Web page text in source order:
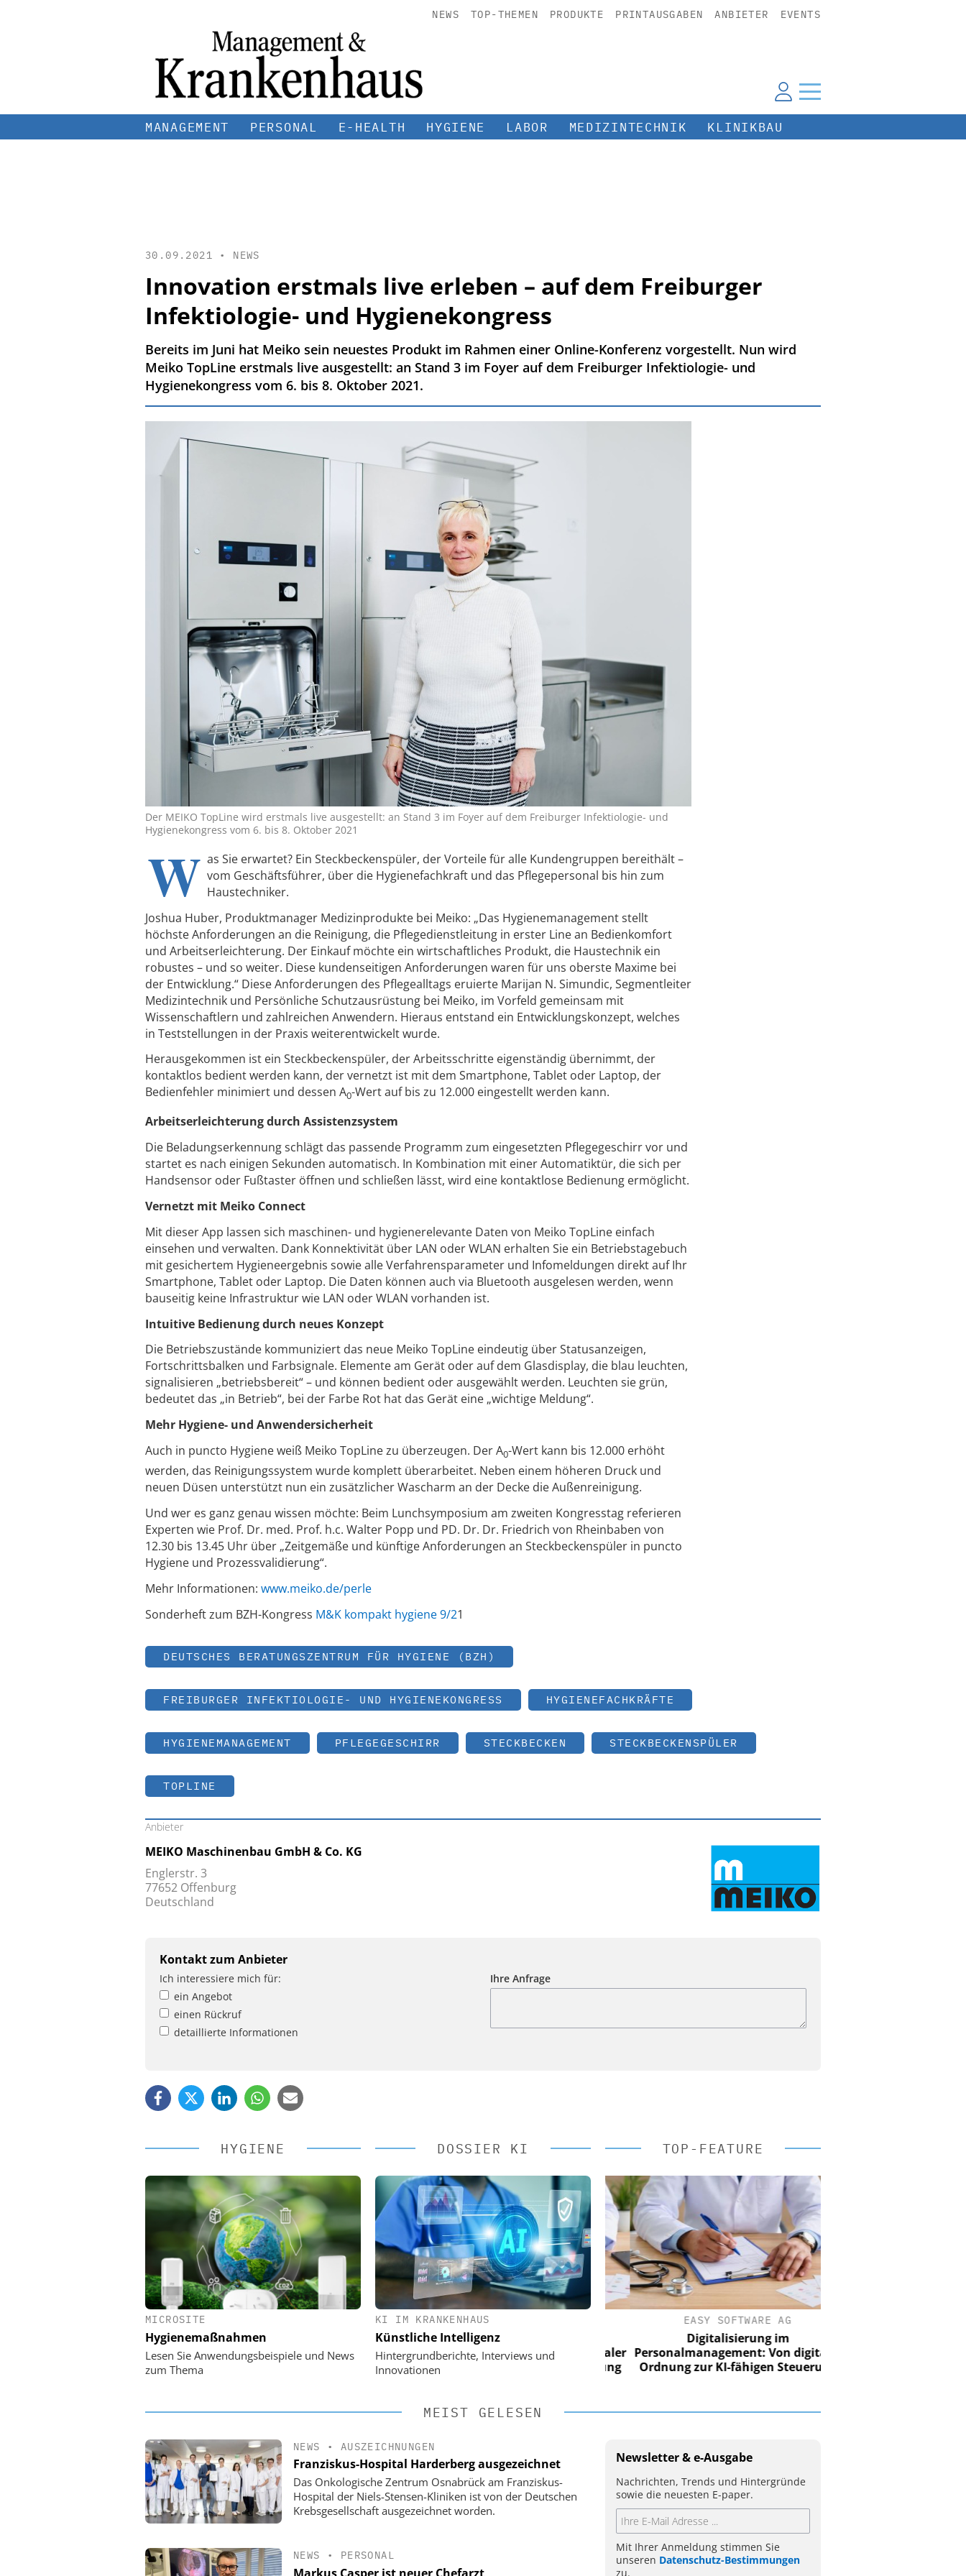
NEWS TOP-THEMEN PRODUKTE PRINTAUSGABEN ANBIETER EVENTS
MANAGEMENT PERSONAL E-HEALTH HYGIENE LABOR MEDIZINTECHNIK KLINIKBAU
30.09.2021 • NEWS
Innovation erstmals live erleben – auf dem Freiburger
Infektiologie- und Hygienekongress
Bereits im Juni hat Meiko sein neuestes Produkt im Rahmen einer Online-Konferenz vorgestellt. Nun wird
Meiko TopLine erstmals live ausgestellt: an Stand 3 im Foyer auf dem Freiburger Infektiologie- und
Hygienekongress vom 6. bis 8. Oktober 2021.
Der MEIKO TopLine wird erstmals live ausgestellt: an Stand 3 im Foyer auf dem Freiburger Infektiologie- und
Hygienekongress vom 6. bis 8. Oktober 2021
W as Sie erwartet? Ein Steckbeckenspüler, der Vorteile für alle Kundengruppen bereithält –
vom Geschäftsführer, über die Hygienefachkraft und das Pflegepersonal bis hin zum
Haustechniker.
Joshua Huber, Produktmanager Medizinprodukte bei Meiko: „Das Hygienemanagement stellt
höchste Anforderungen an die Reinigung, die Pflegedienstleitung in erster Line an Bedienkomfort
und Arbeitserleichterung. Der Einkauf möchte ein wirtschaftliches Produkt, die Haustechnik ein
robustes – und so weiter. Diese kundenseitigen Anforderungen waren für uns oberste Maxime bei
der Entwicklung.“ Diese Anforderungen des Pflegealltags eruierte Marijan N. Simundic, Segmentleiter
Medizintechnik und Persönliche Schutzausrüstung bei Meiko, im Vorfeld gemeinsam mit
Wissenschaftlern und zahlreichen Anwendern. Hieraus entstand ein Entwicklungskonzept, welches
in Teststellungen in der Praxis weiterentwickelt wurde.
Herausgekommen ist ein Steckbeckenspüler, der Arbeitsschritte eigenständig übernimmt, der
kontaktlos bedient werden kann, der vernetzt ist mit dem Smartphone, Tablet oder Laptop, der
Bedienfehler minimiert und dessen A0-Wert auf bis zu 12.000 eingestellt werden kann.
Arbeitserleichterung durch Assistenzsystem
Die Beladungserkennung schlägt das passende Programm zum eingesetzten Pflegegeschirr vor und
startet es nach einigen Sekunden automatisch. In Kombination mit einer Automatiktür, die sich per
Handsensor oder Fußtaster öffnen und schließen lässt, wird eine kontaktlose Bedienung ermöglicht.
Vernetzt mit Meiko Connect
Mit dieser App lassen sich maschinen- und hygienerelevante Daten von Meiko TopLine einfach
einsehen und verwalten. Dank Konnektivität über LAN oder WLAN erhalten Sie ein Betriebstagebuch
mit gesichertem Hygieneergebnis sowie alle Verfahrensparameter und Infomeldungen direkt auf Ihr
Smartphone, Tablet oder Laptop. Die Daten können auch via Bluetooth ausgelesen werden, wenn
bauseitig keine Infrastruktur wie LAN oder WLAN vorhanden ist.
Intuitive Bedienung durch neues Konzept
Die Betriebszustände kommuniziert das neue Meiko TopLine eindeutig über Statusanzeigen,
Fortschrittsbalken und Farbsignale. Elemente am Gerät oder auf dem Glasdisplay, die blau leuchten,
signalisieren „betriebsbereit“ – und können bedient oder ausgewählt werden. Leuchten sie grün,
bedeutet das „in Betrieb“, bei der Farbe Rot hat das Gerät eine „wichtige Meldung“.
Mehr Hygiene- und Anwendersicherheit
Auch in puncto Hygiene weiß Meiko TopLine zu überzeugen. Der A0-Wert kann bis 12.000 erhöht
werden, das Reinigungssystem wurde komplett überarbeitet. Neben einem höheren Druck und
neuen Düsen unterstützt nun ein zusätzlicher Wascharm an der Decke die Außenreinigung.
Und wer es ganz genau wissen möchte: Beim Lunchsymposium am zweiten Kongresstag referieren
Experten wie Prof. Dr. med. Prof. h.c. Walter Popp und PD. Dr. Dr. Friedrich von Rheinbaben von
12.30 bis 13.45 Uhr über „Zeitgemäße und künftige Anforderungen an Steckbeckenspüler in puncto
Hygiene und Prozessvalidierung“.
Mehr Informationen: www.meiko.de/perle
Sonderheft zum BZH-Kongress M&K kompakt hygiene 9/21
DEUTSCHES BERATUNGSZENTRUM FÜR HYGIENE (BZH)
FREIBURGER INFEKTIOLOGIE- UND HYGIENEKONGRESS HYGIENEFACHKRÄFTE
HYGIENEMANAGEMENT PFLEGEGESCHIRR STECKBECKEN STECKBECKENSPÜLER
TOPLINE
Anbieter
MEIKO Maschinenbau GmbH & Co. KG
Englerstr. 3
77652 Offenburg
Deutschland
Kontakt zum Anbieter
Ich interessiere mich für:
ein Angebot
einen Rückruf
detaillierte Informationen
Ihre Anfrage
HYGIENE
MICROSITE
Hygienemaßnahmen
Lesen Sie Anwendungsbeispiele und News
zum Thema
DOSSIER KI
KI IM KRANKENHAUS
Künstliche Intelligenz
Hintergrundberichte, Interviews und
Innovationen
TOP-FEATURE
Digitalisierung im
Personalmanagement: Von digitaler
Ordnung zur KI-fähigen Steuerung
EASY SOFTWARE AG
Digitalisierung im
Personalmanagement: Von digitaler
Ordnung zur KI-fähigen Steuerung
EASY SOFTWARE AG
Digitalisierung im
Personalmanagement: Von digitaler
Ordnung zur KI-fähigen Steuerung
MEIST GELESEN
NEWS • AUSZEICHNUNGEN
Franziskus-Hospital Harderberg ausgezeichnet
Das Onkologische Zentrum Osnabrück am Franziskus-
Hospital der Niels-Stensen-Kliniken ist von der Deutschen
Krebsgesellschaft ausgezeichnet worden.
NEWS • PERSONAL
Markus Casper ist neuer Chefarzt
Newsletter & e-Ausgabe
Nachrichten, Trends und Hintergründe
sowie die neuesten E-paper.
Mit Ihrer Anmeldung stimmen Sie
unseren Datenschutz-Bestimmungen
zu.